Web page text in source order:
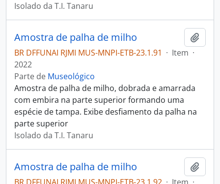
Isolado da T.I. Tanaru
Amostra de palha de milho
BR DFFUNAI RJMI MUS-MNPI-ETB-23.1.91 · Item ·
2022
Parte de Museológico
Amostra de palha de milho, dobrada e amarrada
com embira na parte superior formando uma
espécie de tampa. Exibe desfiamento da palha na
parte superior
Isolado da T.I. Tanaru
Amostra de palha de milho